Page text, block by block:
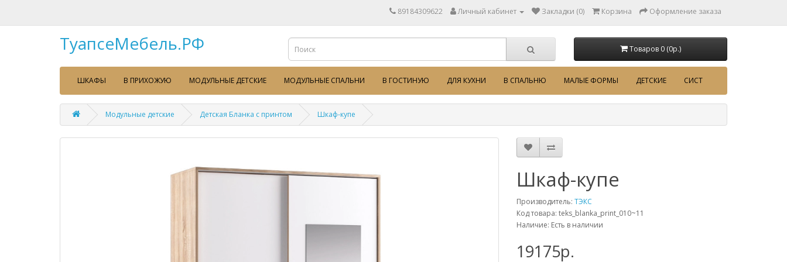
89184309622 Личный кабинет Закладки (0) Корзина Оформление заказа
ТуапсеМебель.РФ Товаров 0 (0p.)
ШКАФЫ В ПРИХОЖУЮ МОДУЛЬНЫЕ ДЕТСКИЕ МОДУЛЬНЫЕ СПАЛЬНИ В ГОСТИНУЮ ДЛЯ КУХНИ В СПАЛЬНЮ МАЛЫЕ ФОРМЫ ДЕТСКИЕ СИСТ
Модульные детские Детская Бланка с принтом Шкаф-купе
Шкаф-купе
Производитель: ТЭКС
Код товара: teks_blanka_print_010~11
Наличие: Есть в наличии
19175p.